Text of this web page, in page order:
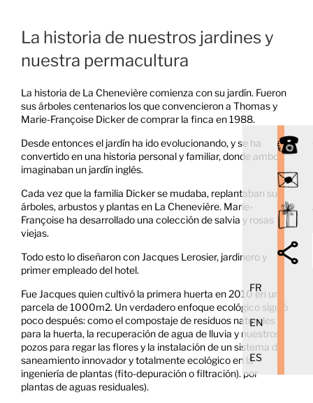
La historia de nuestros jardines y
nuestra permacultura
La historia de La Chenevière comienza con su jardín. Fueron
sus árboles centenarios los que convencieron a Thomas y
Marie-Françoise Dicker de comprar la finca en 1988.
Desde entonces el jardín ha ido evolucionando, y se ha
convertido en una historia personal y familiar, donde ambos
imaginaban un jardín inglés.
Cada vez que la familia Dicker se mudaba, replantaban sus
árboles, arbustos y plantas en La Chenevière. Marie-
Françoise ha desarrollado una colección de salvia y rosas
viejas.
Todo esto lo diseñaron con Jacques Lerosier, jardinero y
primer empleado del hotel.
Fue Jacques quien cultivó la primera huerta en 2010 en una
parcela de 1000m2. Un verdadero enfoque ecológico siguió
poco después: como el compostaje de residuos naturales
para la huerta, la recuperación de agua de lluvia y nuestros
pozos para regar las flores y la instalación de un sistema de
saneamiento innovador y totalmente ecológico en la
ingeniería de plantas (fito-depuración o filtración). por
plantas de aguas residuales).
FR
EN
ES